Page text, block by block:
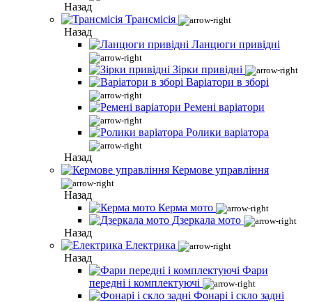
Назад
Трансмісія
Назад
Ланцюги привідні
Зірки привідні
Варіатори в зборі
Ремені варіатори
Ролики варіатора
Назад
Кермове управління
Назад
Керма мото
Дзеркала мото
Назад
Електрика
Назад
Фари
передні і комплектуючі
Фонарі і скло задні